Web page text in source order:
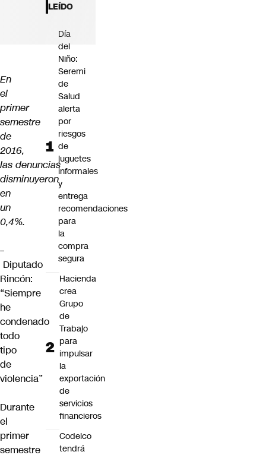
En
el
primer
semestre
de
2016,
las denuncias
disminuyeron
en
un
0,4%.
–
Diputado
Rincón:
“Siempre
he
condenado
todo
tipo
de
violencia”
Durante
el
primer
semestre
LEÍDO
Día
del
Niño:
Seremi
de
Salud
alerta
por
riesgos
de
juguetes
informales
y
entrega
recomendaciones
para
la
compra
segura
Hacienda
crea
Grupo
de
Trabajo
para
impulsar
la
exportación
de
servicios
financieros
Codelco
tendrá